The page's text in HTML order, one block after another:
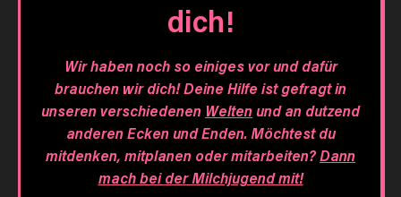
dich!
Wir haben noch so einiges vor und dafür
brauchen wir dich! Deine Hilfe ist gefragt in
unseren verschiedenen Weltenund an dutzend
anderen Ecken und Enden. Möchtest du
mitdenken, mitplanen oder mitarbeiten?Dann
mach bei der Milchjugend mit!